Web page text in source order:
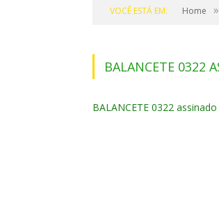
VOCÊ ESTÁ EM: Home »
BALANCETE 0322
BALANCETE 0322 assinado